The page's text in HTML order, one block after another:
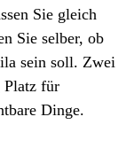
Sie gleich
Sie selber, ob
sein soll. Zwei
Platz für
Dinge.